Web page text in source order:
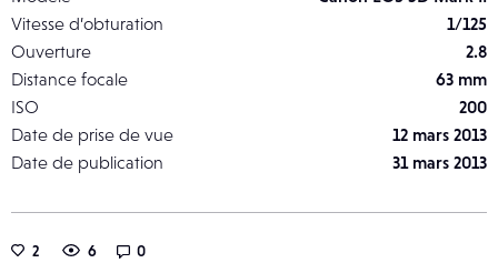
Vitesse d’obturation
1/125
Ouverture
2.8
Distance focale
63 mm
ISO
200
Date de prise de vue
12 mars 2013
Date de publication
31 mars 2013
2 6 0